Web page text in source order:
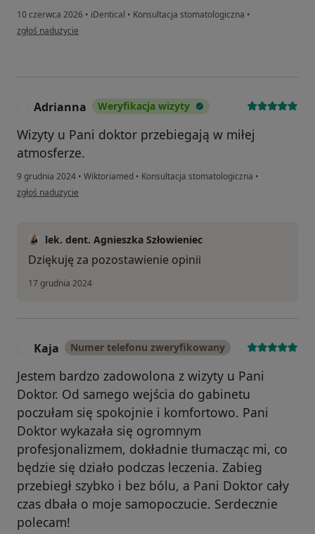
10 czerwca 2026 • iDentical • Konsultacja stomatologiczna •
w opinii użytkownika Ma
zgłoś nadużycie
Adrianna Weryfikacja wizyty
Wizyty u Pani doktor przebiegają w miłej
atmosferze.
9 grudnia 2024 • Wiktoriamed • Konsultacja stomatologiczna •
w opinii użytkownika Adrianna
zgłoś nadużycie
lek. dent. Agnieszka Szłowieniec
Dziękuję za pozostawienie opinii
17 grudnia 2024
Kaja Numer telefonu zweryfikowany
Jestem bardzo zadowolona z wizyty u Pani
Doktor. Od samego wejścia do gabinetu
poczułam się spokojnie i komfortowo. Pani
Doktor wykazała się ogromnym
profesjonalizmem, dokładnie tłumacząc mi, co
będzie się działo podczas leczenia. Zabieg
przebiegł szybko i bez bólu, a Pani Doktor cały
czas dbała o moje samopoczucie. Serdecznie
polecam!